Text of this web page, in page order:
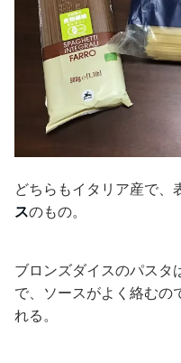
どちらもイタリア産で、
スのもの。
ブロンズダイスのパスタ
で、ソースがよく絡むの
れる。